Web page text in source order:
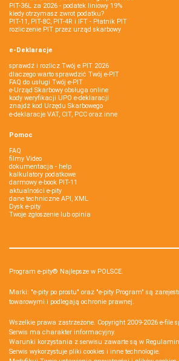
PIT-36L za 2026 - podatek liniowy 19%
kiedy otrzymasz zwrot podatku?
PIT-11, PIT-8C, PIT-4R i IFT - Płatnik PIT
rozliczenie PIT przez urząd skarbowy
e-Deklaracje
sprawdź i rozlicz Twój e PIT 2026
dlaczego warto sprawdzić Twój e-PIT
FAQ do usługi Twój e-PIT
e-Urząd Skarbowy obsługa online
kody weryfikacji UPO e-deklaracji
znajdź kod Urzędu Skarbowego
e-deklaracje VAT, CIT, PCC oraz inne
Pomoc
FAQ
filmy Video
dokumentacja - help
kalkulatory podatkowe
darmowy e-book PIT-11
aktualności e-pity
dane techniczne API, XML
Dysk e-pity
Twoje zgłoszenie lub opinia
Program e-pity® Najlepsze w POLSCE.
Marki: "e-pity po prostu" oraz "e-pity Program" są
towarowymi i podlegają ochronie prawnej.
Wszelkie prawa zastrzeżone. Copyright 2009-2026 e-file
Serwis ma charakter informacyjny.
Warunki korzystania z serwisu zawarte są w
Serwis wykorzystuje pliki cookies i inne technologie.